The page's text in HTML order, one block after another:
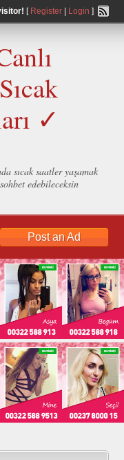
[ Register| Login ]
✓
sıcak saatler yaşamak
edebileceksin
Post an Ad